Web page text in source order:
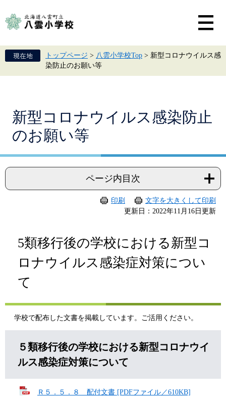
ジ
頭
で
ュ
飛
ば
て
トップページ > 八雲小学校Top > 新型コロナウイルス感
染防止のお願い等
新型コロナウイルス感染防止
のお願い等
ページ内目次
印刷
文字を大きくして印刷
更新日：2022年11月16日更新
5類移行後の学校における新型コ
ロナウイルス感染症対策につい
て
学校で配布した文書を掲載しています。ご活用ください。
５類移行後の学校における新型コロナウイ
ルス感染症対策について
Ｒ５．５．８ 配付文書 [PDFファイル／610KB]